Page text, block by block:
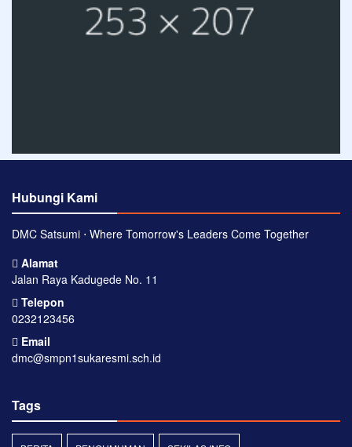
Hubungi Kami
DMC Satsumi ⋅ Where Tomorrow's Leaders Come Together
Alamat
Jalan Raya Kadugede No. 11
Telepon
0232123456
Email
dmc@smpn1sukaresmi.sch.id
Tags